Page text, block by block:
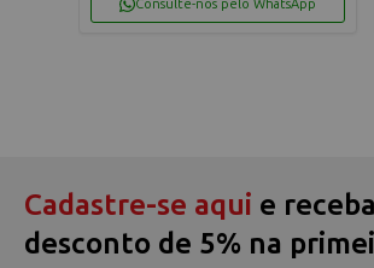
Consulte-nos pelo WhatsApp
Cadastre-se aqui e
desconto de 5% na